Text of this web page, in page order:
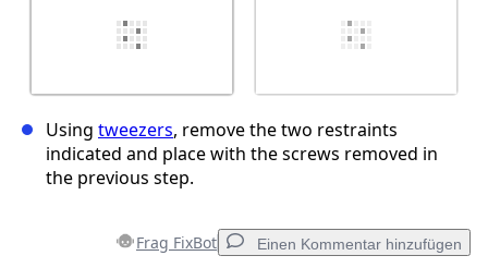
Using tweezers, remove the two restraints
indicated and place with the screws removed in
the previous step.
Frag FixBot Einen Kommentar hinzufügen